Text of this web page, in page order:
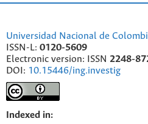
Universidad Nacional de
ISSN-L: 0120-5609
Electronic version: ISSN 2248-
DOI: 10.15446/ing.investig
Indexed in: